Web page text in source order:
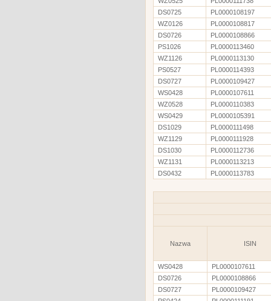
DS0725
PL0000108197
WZ0126
PL0000108817
DS0726
PL0000108866
PS1026
PL0000113460
WZ1126
PL0000113130
PS0527
PL0000114393
DS0727
PL0000109427
WS0428
PL0000107611
WZ0528
PL0000110383
WS0429
PL0000105391
DS1029
PL0000111498
WZ1129
PL0000111928
DS1030
PL0000112736
WZ1131
PL0000113213
DS0432
PL0000113783
Nazwa ISIN
WS0428
PL0000107611
DS0726
PL0000108866
DS0727
PL0000109427